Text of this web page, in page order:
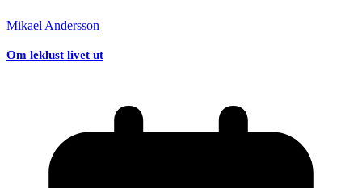
Mikael Andersson
Om leklust livet ut